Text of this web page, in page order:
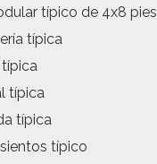
típico de 4x8 pies
típica
típica
típica
típico